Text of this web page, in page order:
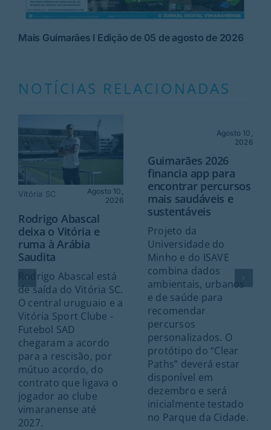
Mais Guimarães I Edição de 05 de agosto de 2026
NOTÍCIAS RELACIONADAS
Vitória SC
Agosto 10,
2026
Rodrigo Abascal
deixa o Vitória e
ruma à Arábia
Saudita
Rodrigo Abascal está
de saída do Vitória SC.
O central uruguaio e a
Vitória Sport Clube -
Futebol SAD
chegaram a acordo
para a rescisão, por
mútuo acordo, do
contrato que ligava o
jogador ao clube
vimaranense até
2027.
Agosto 10,
2026
Guimarães 2026
financia app para
encontrar percursos
mais saudáveis e
sustentáveis
Projeto da
Universidade do
Minho e do ISAVE
combina dados
ambientais, urbanos
e de saúde para
recomendar
percursos
personalizados. O
protótipo do “Clear
Paths” deverá estar
disponível em
dezembro e será
inicialmente testado
no Parque da Cidade.